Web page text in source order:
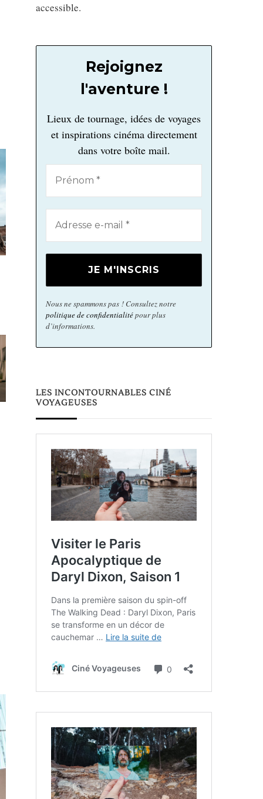
accessible.
Rejoignez
l'aventure !
Lieux de tournage, idées de voyages
et inspirations cinéma directement
dans votre boîte mail.
Nous ne spammons pas ! Consultez notre
politique de confidentialitépour plus
d’informations.
LES INCONTOURNABLES CINÉ
VOYAGEUSES